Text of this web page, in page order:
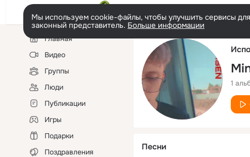
Мы используем cookie-файлы, чтобы улучшить сервисы
законный представитель. Больше информации
Левая
колонкаГлавная
Видео
Группы
Люди
Публикации
Игры
Подарки
Поздравления
1
Песни